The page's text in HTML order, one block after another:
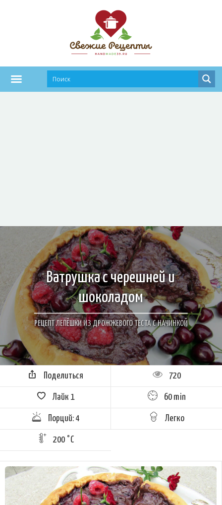
Ватрушка с черешней и
шоколадом
РЕЦЕПТ ЛЕПЁШКИ ИЗ ДРОЖЖЕВОГО ТЕСТА С НАЧИНКОЙ
Поделиться 720
Лайк 1 60 min
Порций: 4 Легко
200 °C